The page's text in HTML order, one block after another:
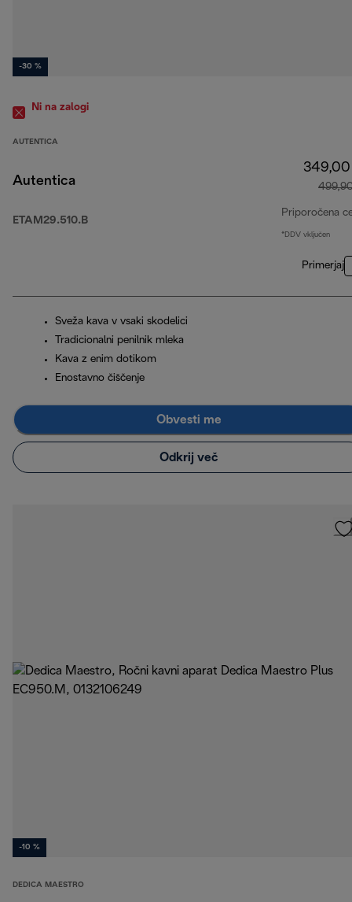
-30 %
Ni na zalogi
AUTENTICA
Autentica
ETAM29.510.B
Priporočena
*DDV vključen
Primerjaj
Sveža kava v vsaki skodelici
Tradicionalni penilnik mleka
Kava z enim dotikom
Enostavno čiščenje
Obvesti me
Odkrij več
-10 %
DEDICA MAESTRO